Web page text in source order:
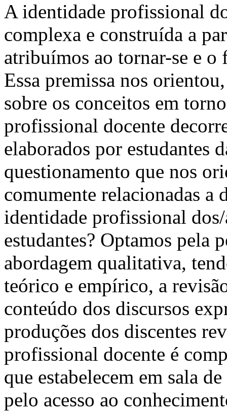
A identidade profissional
complexa e construída a
atribuímos ao tornar-se e o
Essa premissa nos
sobre os conceitos em
profissional docente
elaborados por estudantes
questionamento que nos
comumente relacionadas a
identidade profissional dos/
estudantes? Optamos pela
abordagem qualitativa,
teórico e empírico, a
conteúdo dos discursos
produções dos discentes
profissional docente é
que estabelecem em sala
pelo acesso ao